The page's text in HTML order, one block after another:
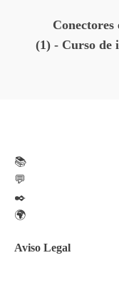
Conectores
(1) - Curso de
📚
💬
✒️
🌍
Aviso Legal